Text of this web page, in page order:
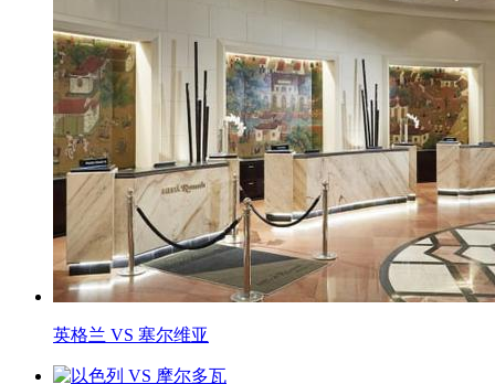
英格兰 VS 塞尔维亚